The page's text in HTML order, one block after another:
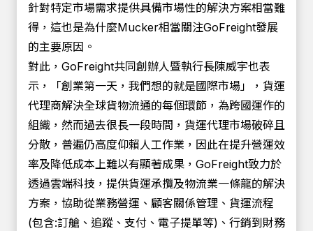
針對特定市場需求提供具備市場性的解決方案相當難
得，這也是為什麼Mucker相當關注GoFreight發展
的主要原因。
對此，GoFreight共同創辦人暨執行長陳威宇也表
示，「創業第一天，我們想的就是國際市場」，貨運
代理商解決全球貨物流通的每個環節，為跨國運作的
組織，然而過去很長一段時間，貨運代理市場破碎且
分散，普遍仍高度仰賴人工作業，因此在提升營運效
率及降低成本上難以有顯著成果，GoFreight致力於
透過雲端科技，提供貨運承攬及物流業一條龍的解決
方案，協助從業務營運、顧客關係管理、貨運流程
(包含:訂艙、追蹤、支付、電子提單等)、行銷到財務